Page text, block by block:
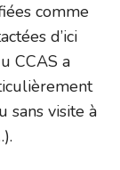
comme
d’ici
CCAS a
sans visite à